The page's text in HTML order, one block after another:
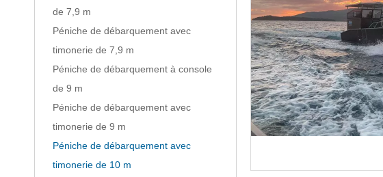
de 7,9 m
Péniche de débarquement avec
timonerie de 7,9 m
Péniche de débarquement à console
de 9 m
Péniche de débarquement avec
timonerie de 9 m
Péniche de débarquement avec
timonerie de 10 m